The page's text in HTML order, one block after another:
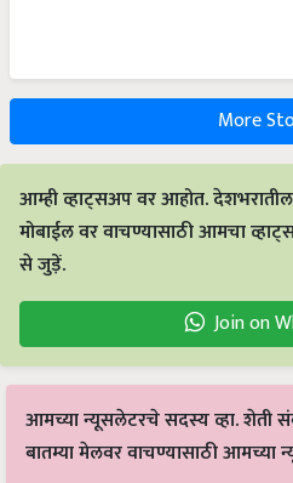
More
आम्ही व्हाट्सअप वर आहोत. देशभरातील
मोबाईल वर वाचण्यासाठी आमचा
से जुड़ें.
Join on
आमच्या न्यूसलेटरचे सदस्य व्हा. शेती
बातम्या मेलवर वाचण्यासाठी आमच्या